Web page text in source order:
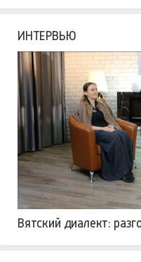
ИНТЕРВЬЮ
Вятский диалект: